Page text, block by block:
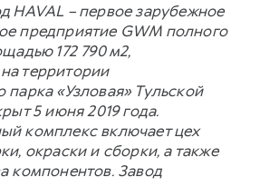
HAVAL – первое зарубежное
предприятие GWM полного
172 790 м2,
территории
парка «Узловая» Тульской
5 июня 2019 года.
комплекс включает цех
окраски и сборки, а также
компонентов. Завод